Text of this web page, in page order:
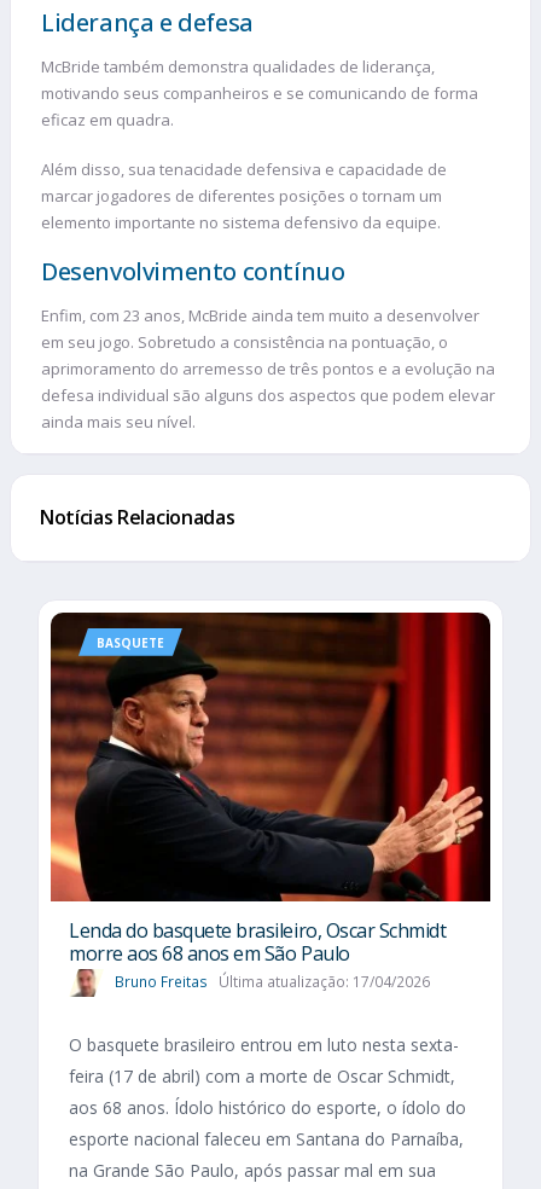
Liderança e defesa
McBride também demonstra qualidades de liderança,
motivando seus companheiros e se comunicando de forma
eficaz em quadra.
Além disso, sua tenacidade defensiva e capacidade de
marcar jogadores de diferentes posições o tornam um
elemento importante no sistema defensivo da equipe.
Desenvolvimento contínuo
Enfim, com 23 anos, McBride ainda tem muito a desenvolver
em seu jogo. Sobretudo a consistência na pontuação, o
aprimoramento do arremesso de três pontos e a evolução na
defesa individual são alguns dos aspectos que podem elevar
ainda mais seu nível.
Notícias Relacionadas
BASQUETE
Lenda do basquete brasileiro, Oscar Schmidt
morre aos 68 anos em São Paulo
Bruno Freitas Última atualização: 17/04/2026
O basquete brasileiro entrou em luto nesta sexta-
feira (17 de abril) com a morte de Oscar Schmidt,
aos 68 anos. Ídolo histórico do esporte, o ídolo do
esporte nacional faleceu em Santana do Parnaíba,
na Grande São Paulo, após passar mal em sua